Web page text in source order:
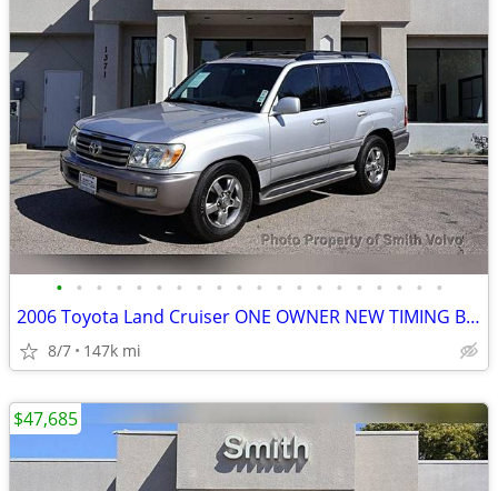
• • • • • • • • • • • • • • • • • • • •
2006 Toyota Land Cruiser ONE OWNER NEW TIMING BELT WATER PUMP AND MUCH
8/7 147k mi
$47,685